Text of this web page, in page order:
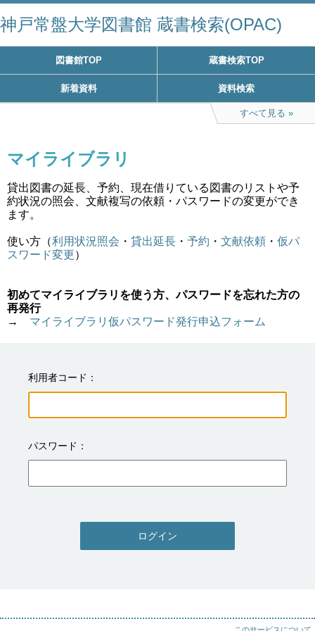
神戸常盤大学図書館 蔵書検索(OPAC)
図書館TOP 蔵書検索TOP
新着資料 資料検索
すべて見る
マイライブラリ
貸出図書の延長、予約、現在借りている図書のリストや予
約状況の照会、文献複写の依頼・パスワードの変更ができ
ます。
使い方（利用状況照会 ・ 貸出延長 ・ 予約 ・ 文献依頼 ・ 仮パ
スワード変更）
初めてマイライブラリを使う方、パスワードを忘れた方の
再発行
→ マイライブラリ仮パスワード発行申込フォーム
利用者コード
パスワード
ログイン